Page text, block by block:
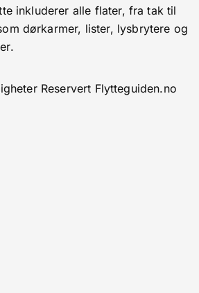
inkluderer alle flater, fra tak til
dørkarmer, lister, lysbrytere og
Reservert Flytteguiden.no